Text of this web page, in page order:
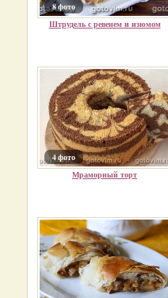
8 фото
Штрудель с ревенем и изюмом
4 фото
Мраморный торт